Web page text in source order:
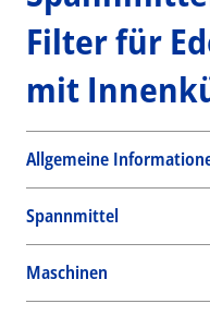
Filter für
mit
Allgemeine
Spannmittel
Maschinen